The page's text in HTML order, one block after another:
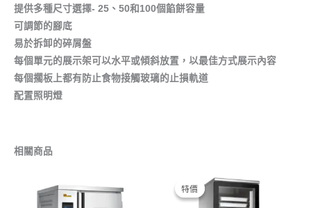
提供多種尺寸選擇- 25、50和100個餡餅容量
可調節的腳底
易於拆卸的碎屑盤
每個單元的展示架可以水平或傾斜放置，以最佳方式展示內容
每個擱板上都有防止食物接觸玻璃的止損軌道
配置照明燈
相關商品
特價
特價
始
格：
前
價